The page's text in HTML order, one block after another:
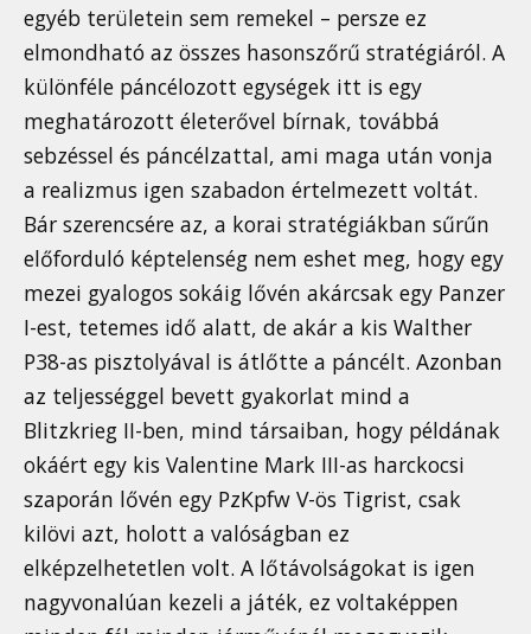
egyéb területein sem remekel – persze ez
elmondható az összes hasonszőrű stratégiáról. A
különféle páncélozott egységek itt is egy
meghatározott életerővel bírnak, továbbá
sebzéssel és páncélzattal, ami maga után vonja
a realizmus igen szabadon értelmezett voltát.
Bár szerencsére az, a korai stratégiákban sűrűn
előforduló képtelenség nem eshet meg, hogy egy
mezei gyalogos sokáig lővén akárcsak egy Panzer
I-est, tetemes idő alatt, de akár a kis Walther
P38-as pisztolyával is átlőtte a páncélt. Azonban
az teljességgel bevett gyakorlat mind a
Blitzkrieg II-ben, mind társaiban, hogy példának
okáért egy kis Valentine Mark III-as harckocsi
szaporán lővén egy PzKpfw V-ös Tigrist, csak
kilövi azt, holott a valóságban ez
elképzelhetetlen volt. A lőtávolságokat is igen
nagyvonalúan kezeli a játék, ez voltaképpen